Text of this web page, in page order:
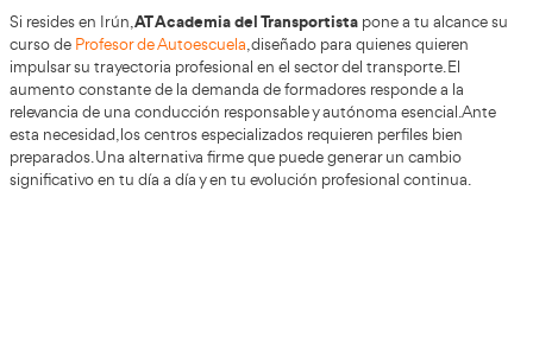
100%
Inserción Laboral